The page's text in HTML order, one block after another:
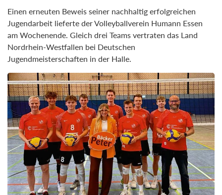
Einen erneuten Beweis seiner nachhaltig erfolgreichen
Jugendarbeit lieferte der Volleyballverein Humann Essen
am Wochenende. Gleich drei Teams vertraten das Land
Nordrhein-Westfallen bei Deutschen
Jugendmeisterschaften in der Halle.